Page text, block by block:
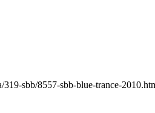
sbb/8557-sbb-blue-trance-